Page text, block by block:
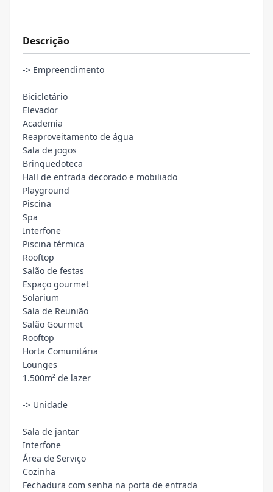
Descrição
-> Empreendimento
Bicicletário
Elevador
Academia
Reaproveitamento de água
Sala de jogos
Brinquedoteca
Hall de entrada decorado e mobiliado
Playground
Piscina
Spa
Interfone
Piscina térmica
Rooftop
Salão de festas
Espaço gourmet
Solarium
Sala de Reunião
Salão Gourmet
Rooftop
Horta Comunitária
Lounges
1.500m² de lazer
-> Unidade
Sala de jantar
Interfone
Área de Serviço
Cozinha
Fechadura com senha na porta de entrada